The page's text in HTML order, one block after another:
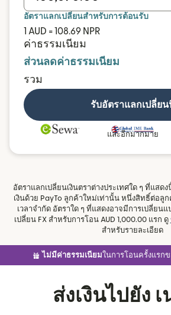
อัตราแลกเปลี่ยนสำหรับการต้อนรับ
1 AUD = 108.69 NPR
ค่าธรรมเนียม
ส่วนลดค่าธรรมเนียม
รวม
รับอัตราแลกเปลี่ยน
และอีกมากมาย
อัตราแลกเปลี่ยนเงินตราต่างประเทศใด ๆ ที่แส
เงินด้วย PayTo ลูกค้าใหม่เท่านั้น หนึ่งสิทธิ์ต่อลู
เวลาจำกัด อัตราใด ๆ ที่แสดงอาจมีการเปลี่ยน
เปลี่ยน FX สำหรับการโอน AUD 1,000.00 แรก ดู
สำหรับรายละเอียด
ไม่มีค่าธรรมเนียมในการโอนครั้งแรก
ส่งเงินไปยัง